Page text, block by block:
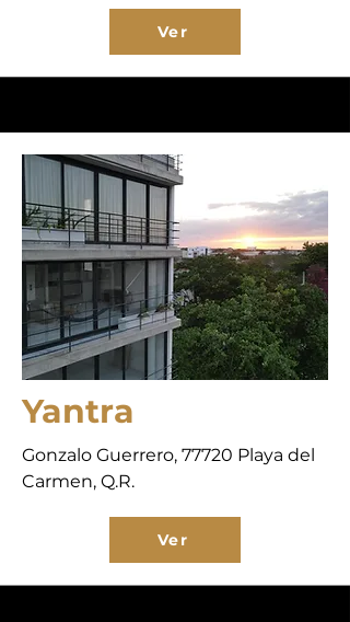
Ver
Yantra
Gonzalo Guerrero, 77720 Playa del
Carmen, Q.R.
Ver